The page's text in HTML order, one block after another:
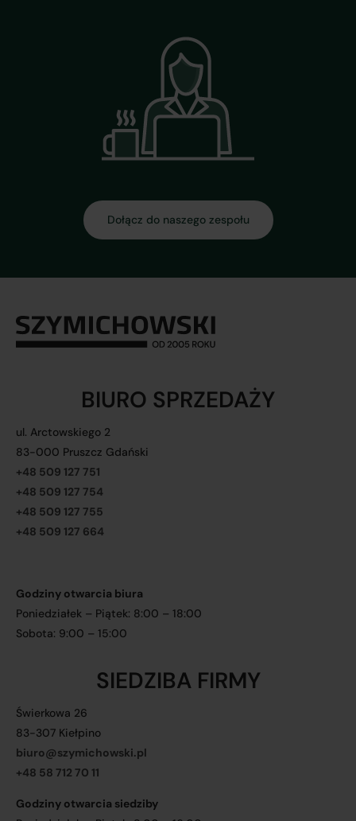
BIURO SPRZEDAŻY
ul. Arctowskiego 2
83-000 Pruszcz Gdański
+48 509 127 751
+48 509 127 754
+48 509 127 755
+48 509 127 664
Godziny otwarcia biura
Poniedziałek – Piątek: 8:00 – 18:00
Sobota: 9:00 – 15:00
SIEDZIBA FIRMY
Świerkowa 26
83-307 Kiełpino
biuro@szymichowski.pl
+48 58 712 70 11
Godziny otwarcia siedziby
Dołącz do naszego zespołu